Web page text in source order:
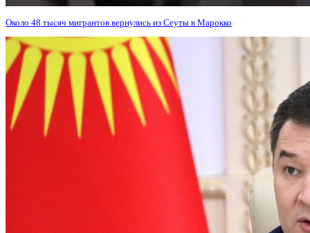
Около 48 тысяч мигрантов вернулись из Сеуты в Марокко